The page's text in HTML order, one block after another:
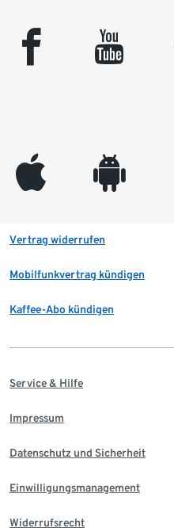
facebook youtube
appleinc android
Vertrag widerrufen
Mobilfunkvertrag kündigen
Kaffee-Abo kündigen
Service & Hilfe
Impressum
Datenschutz und Sicherheit
Einwilligungsmanagement
Widerrufsrecht